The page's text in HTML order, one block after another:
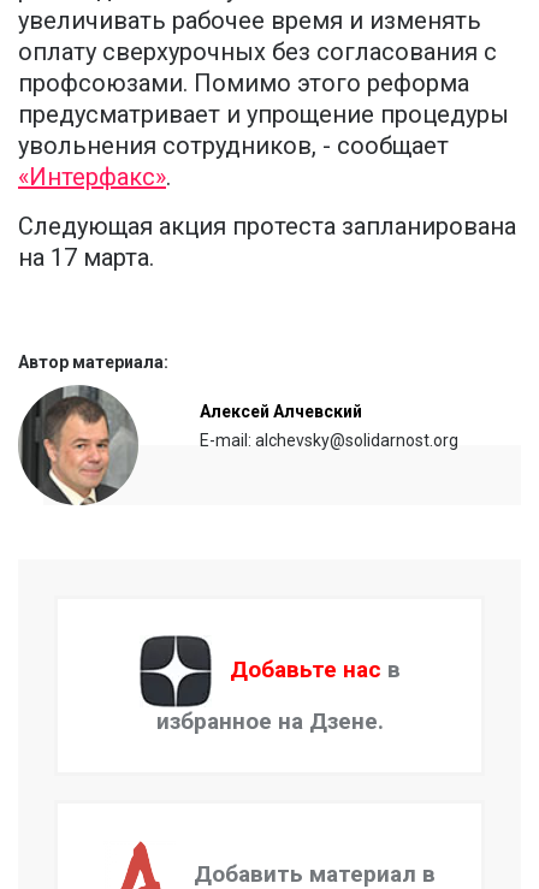
увеличивать рабочее время и изменять
оплату сверхурочных без согласования с
профсоюзами. Помимо этого реформа
предусматривает и упрощение процедуры
увольнения сотрудников, - сообщает
«Интерфакс».
Следующая акция протеста запланирована
на 17 марта.
Автор материала:
Алексей Алчевский
E-mail: alchevsky@solidarnost.org
Добавьте нас в
избранное на Дзене.
Добавить материал в